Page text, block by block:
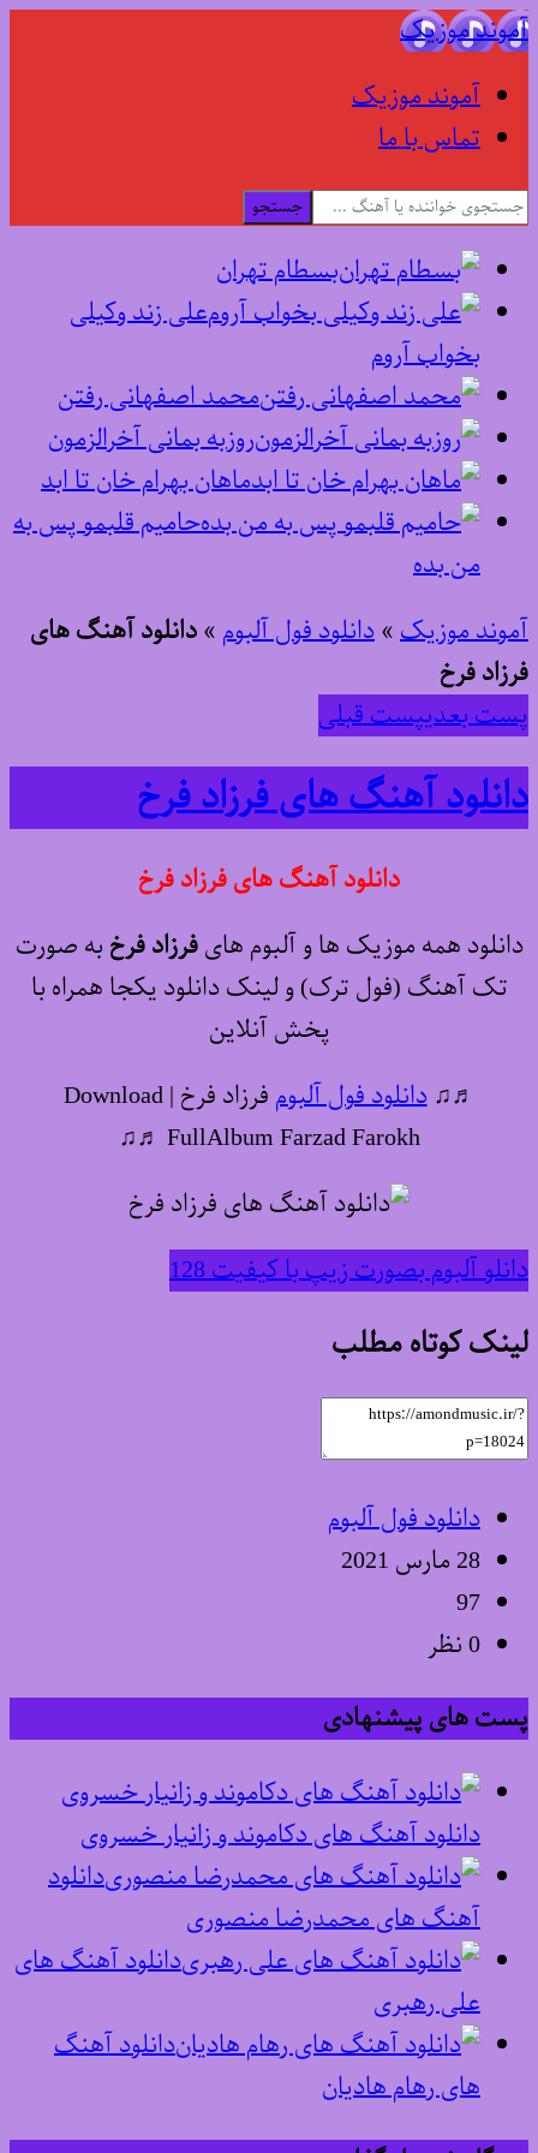
آموند موزیک
آموند موزیک
تماس با ما
جستجو
بسطام تهران
علی زند وکیلی
بخواب آروم
محمد اصفهانی رفتن
روزبه بمانی آخرالزمون
ماهان بهرام خان تا ابد
حامیم قلبمو پس به
من بده
آموند موزیک»دانلود فول آلبوم »دانلود آهنگ های
فرزاد فرخ
پست بعدیپست قبلی
دانلود آهنگ های فرزاد فرخ
دانلود آهنگ های فرزاد فرخ
دانلود همه موزیک ها و آلبوم هایفرزاد فرخ به صورت
تک آهنگ (فول ترک) و لینک دانلود یکجا همراه با
پخش آنلاین
♬♫دانلود فول آلبوم
فرزاد فرخ | Download
FullAlbum Farzad Farokh ♬♫
دانلو آلبوم بصورت زیپ با کیفیت 128
لینک کوتاه مطلب
دانلود فول آلبوم
28 مارس 2021
97
0 نظر
پست های پیشنهادی
دانلود آهنگ های دکاموند و زانیار خسروی
دانلود
آهنگ های محمدرضا منصوری
دانلود آهنگ های
علی رهبری
دانلود آهنگ
های رهام هادیان